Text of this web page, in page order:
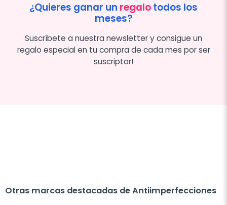
¿Quieres ganar un regalotodos los
meses?
Suscríbete a nuestra newsletter y consigue un
regalo especial en tu compra de cada mes por ser
suscriptor!
Otras marcas destacadas de Antiimperfecciones